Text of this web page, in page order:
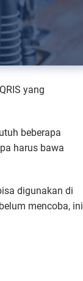
yang
beberapa
harus bawa
digunakan di
mencoba, ini